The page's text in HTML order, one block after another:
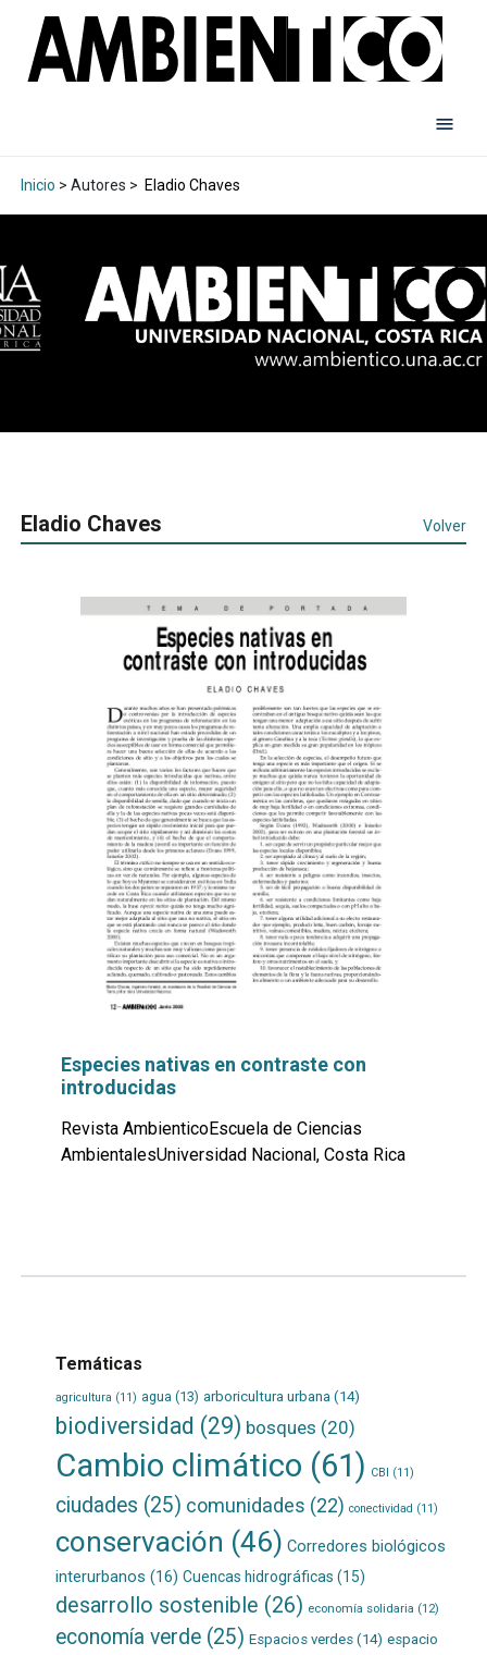
Inicio > Autores > Eladio Chaves
Eladio Chaves Volver
Especies nativas en contraste con
introducidas
Revista AmbienticoEscuela de Ciencias
AmbientalesUniversidad Nacional, Costa Rica
Temáticas
agricultura (11) agua (13) arboricultura urbana(14)
biodiversidad (29) bosques (20)
Cambio climático (61) CBI (11)
ciudades (25) comunidades (22) conectividad (11)
conservación (46) Corredores biológicos
interurbanos (16) Cuencas hidrográficas (15)
desarrollo sostenible (26) economía solidaria (12)
economía verde(25) Espacios verdes(14) espacio